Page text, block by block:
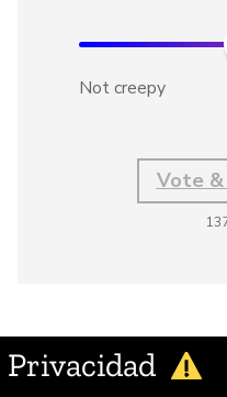
Not creepy
Vote
Privacidad